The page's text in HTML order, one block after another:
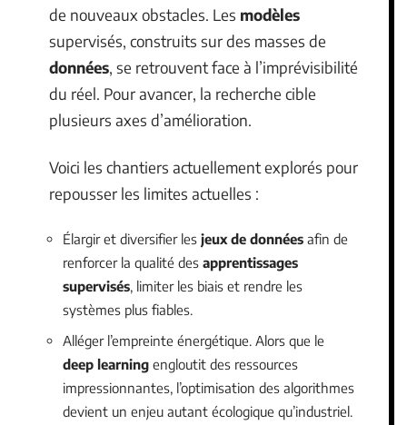
de nouveaux obstacles. Les modèles
supervisés, construits sur des masses de
données, se retrouvent face à l’imprévisibilité
du réel. Pour avancer, la recherche cible
plusieurs axes d’amélioration.
Voici les chantiers actuellement explorés pour
repousser les limites actuelles :
Élargir et diversifier les jeux de données afin de
renforcer la qualité des apprentissages
supervisés, limiter les biais et rendre les
systèmes plus fiables.
Alléger l’empreinte énergétique. Alors que le
deep learning engloutit des ressources
impressionnantes, l’optimisation des algorithmes
devient un enjeu autant écologique qu’industriel.